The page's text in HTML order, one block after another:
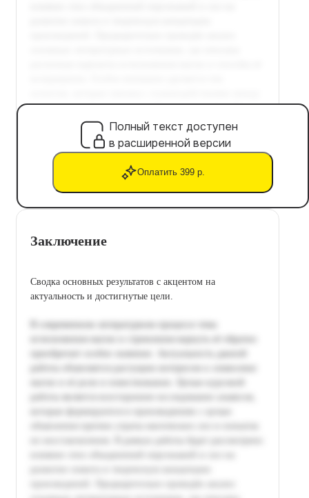
Полный текст доступен
в расширенной версии
Оплатить 399 р.
Заключение
Сводка основных результатов с акцентом на
актуальность и достигнутые цели.